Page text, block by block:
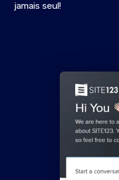
jamais seul!